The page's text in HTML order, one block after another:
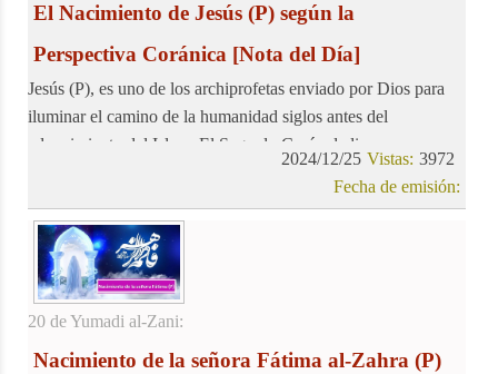
El Nacimiento de Jesús (P) según la
Perspectiva Coránica [Nota del Día]
Jesús (P), es uno de los archiprofetas enviado por Dios para
iluminar el camino de la humanidad siglos antes del
advenimiento del Islam. El Sagrado Corán dedica una
se entrelazan la historia de la Virgen María, el milagroso
nacimiento de Jesús (P), y los momentos clave de la vida de
este noble profeta, ofreciendo una perspectiva única sobre su
legado.
3972
Vistas:
2024/12/25
Fecha de emisión:
20 de Yumadi al-Zani:
Nacimiento de la señora Fátima al-Zahra (P)